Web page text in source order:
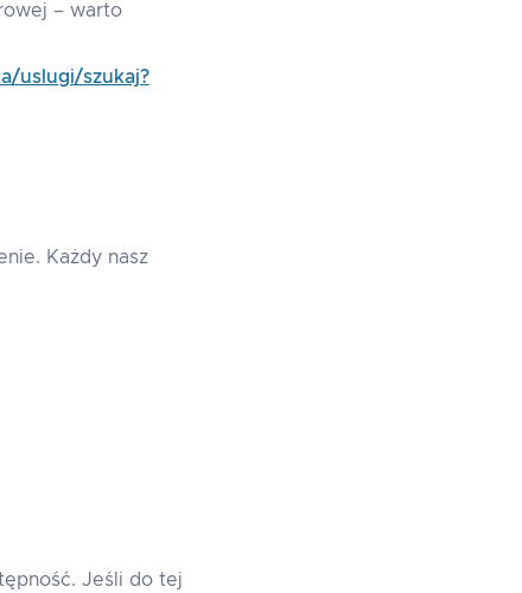
– warto
uslugi/szukaj?
Każdy nasz
Jeśli do tej